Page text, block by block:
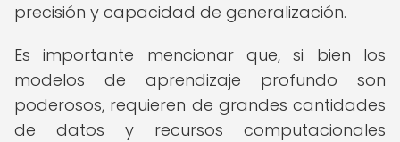
precisión y capacidad de generalización.
Es importante mencionar que, si bien los
modelos de aprendizaje profundo son
poderosos, requieren de grandes cantidades
de datos y recursos computacionales